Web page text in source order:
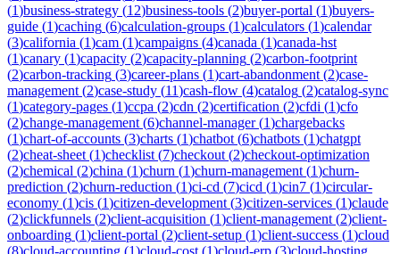
(1)business-strategy (12)business-tools (2)buyer-portal (1)buyers-
guide (1)caching (6)calculation-groups (1)calculators (1)calendar
(3)california (1)cam (1)campaigns (4)canada (1)canada-hst
(1)canary (1)capacity (2)capacity-planning (2)carbon-footprint
(2)carbon-tracking (3)career-plans (1)cart-abandonment (2)case-
management (2)case-study (11)cash-flow (4)catalog (2)catalog-sync
(1)category-pages (1)ccpa (2)cdn (2)certification (2)cfdi (1)cfo
(2)change-management (6)channel-manager(1)chargebacks
(1)chart-of-accounts (3)charts (1)chatbot (6)chatbots (1)chatgpt
(2)cheat-sheet (1)checklist (7)checkout (2)checkout-optimization
(2)chemical (2)china (1)churn (1)churn-management (1)churn-
prediction (2)churn-reduction (1)ci-cd (7)cicd (1)cin7 (1)circular-
economy (1)cis (1)citizen-development (3)citizen-services (1)claude
(2)clickfunnels (2)client-acquisition (1)client-management (2)client-
onboarding (1)client-portal (2)client-setup (1)client-success (1)cloud
(8)cloud-accounting (1)cloud-cost (1)cloud-erp (3)cloud-hosting